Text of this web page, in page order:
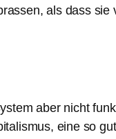
als dass
aber nicht
eine so